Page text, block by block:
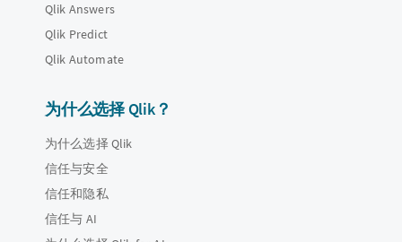
Qlik Answers
Qlik Predict
Qlik Automate
为什么选择 Qlik？
为什么选择 Qlik
信任与安全
信任和隐私
信任与 AI